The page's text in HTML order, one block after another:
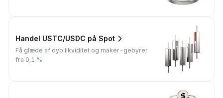
Handel USTC/USDC på Spot
Få glæde af dyb likviditet og maker-gebyrer
fra 0,1 %.